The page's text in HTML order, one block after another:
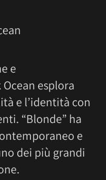
e
esplora
e l’identità con
“Blonde” ha
e
dei più grandi